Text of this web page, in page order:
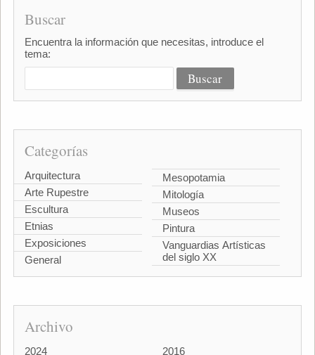
Buscar
Encuentra la información que necesitas, introduce el
tema:
Categorías
Arquitectura
Arte Rupestre
Escultura
Etnias
Exposiciones
General
Mesopotamia
Mitología
Museos
Pintura
Vanguardias Artísticas
del siglo XX
Archivo
2024 2016